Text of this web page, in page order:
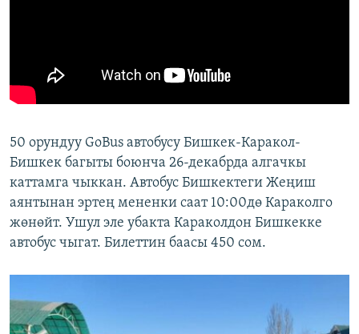
50 орундуу GoBus автобусу Бишкек-Каракол-
Бишкек багыты боюнча 26-декабрда алгачкы
каттамга чыккан. Автобус Бишкектеги Жеңиш
аянтынан эртең мененки саат 10:00дө Караколго
жөнөйт. Ушул эле убакта Караколдон Бишкекке
автобус чыгат. Билеттин баасы 450 сом.